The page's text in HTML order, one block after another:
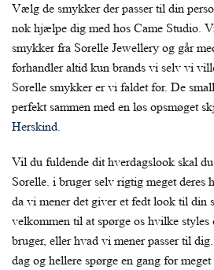
Vælg de smykker der passer til din
nok hjælpe dig med hos Came Studio.
smykker fra Sorelle Jewellery og går
forhandler altid kun brands vi selv vi
Sorelle smykker er vi faldet for. De
perfekt sammen med en løs opsmøget
Herskind.
Vil du fuldende dit hverdagslook skal
Sorelle. i bruger selv rigtig meget deres
da vi mener det giver et fedt look til din
velkommen til at spørge os hvilke
bruger, eller hvad vi mener passer til
dag og hellere spørge en gang for